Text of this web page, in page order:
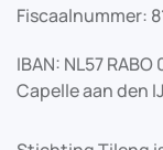
Fiscaalnummer:
IBAN: NL57
Capelle aan den